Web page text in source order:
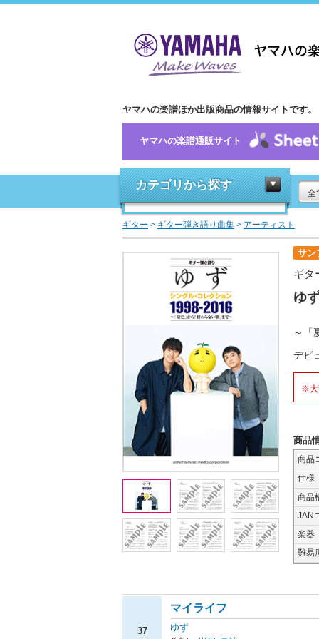
ヤマハの楽譜ほか出版商品の情報サイトです。
ヤマハの楽譜通販サイト
カテゴリから探す
全
ギター > ギター弾き語り曲集 > アーティスト
サン
ギタ
ゆ
～「
デビ
※大
商品
商品
仕様
商品
JAN
楽器
難易
37
マイライフ
ゆず